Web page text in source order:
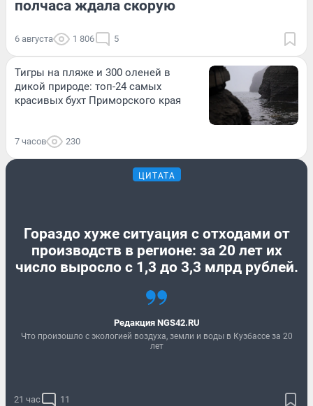
полчаса ждала скорую
6 августа 1 806 5
Тигры на пляже и 300 оленей в
дикой природе: топ-24 самых
красивых бухт Приморского края
7 часов 230
ЦИТАТА
Гораздо хуже ситуация с отходами от
производств в регионе: за 20 лет их
число выросло с 1,3 до 3,3 млрд рублей.
Редакция NGS42.RU
Что произошло с экологией воздуха, земли и воды в Кузбассе за 20
лет
21 час 11